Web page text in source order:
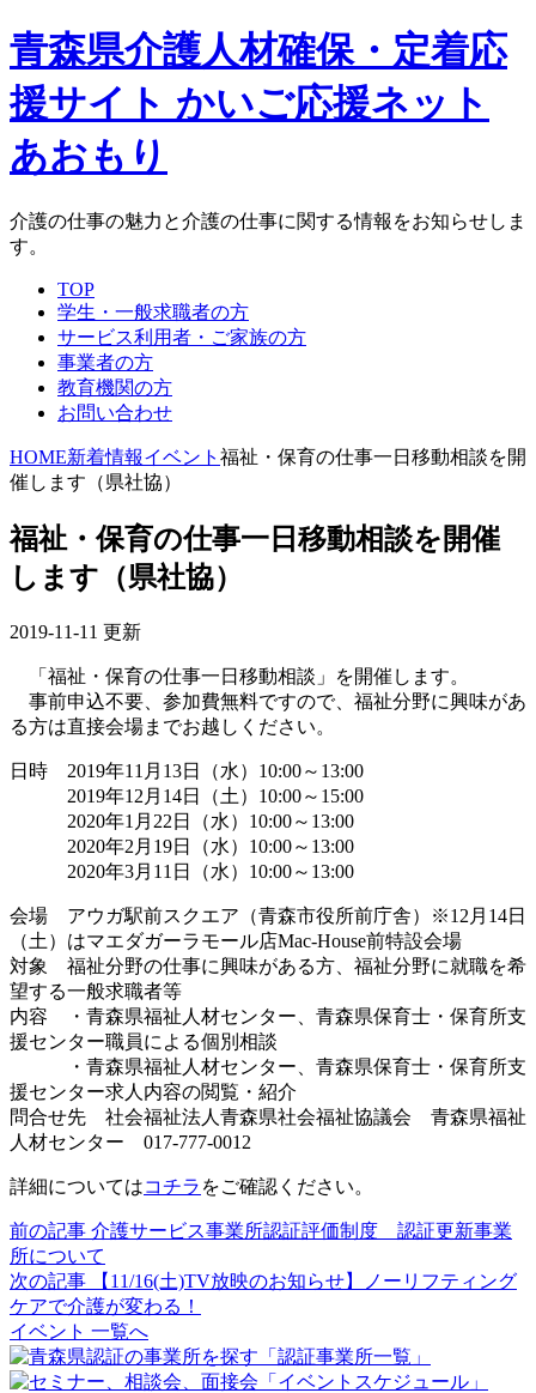
青森県介護人材確保・定着応
援サイト かいご応援ネット
あおもり
介護の仕事の魅力と介護の仕事に関する情報をお知らせしま
す。
TOP
学生・一般求職者の方
サービス利用者・ご家族の方
事業者の方
教育機関の方
お問い合わせ
HOME新着情報イベント 福祉・保育の仕事一日移動相談を開
催します（県社協）
福祉・保育の仕事一日移動相談を開催
します（県社協）
2019-11-11 更新
「福祉・保育の仕事一日移動相談」を開催します。
事前申込不要、参加費無料ですので、福祉分野に興味があ
る方は直接会場までお越しください。
日時 2019年11月13日（水）10:00～13:00
2019年12月14日（土）10:00～15:00
2020年1月22日（水）10:00～13:00
2020年2月19日（水）10:00～13:00
2020年3月11日（水）10:00～13:00
会場 アウガ駅前スクエア（青森市役所前庁舎）※12月14日
（土）はマエダガーラモール店Mac-House前特設会場
対象 福祉分野の仕事に興味がある方、福祉分野に就職を希
望する一般求職者等
内容 ・青森県福祉人材センター、青森県保育士・保育所支
援センター職員による個別相談
・青森県福祉人材センター、青森県保育士・保育所支
援センター求人内容の閲覧・紹介
問合せ先 社会福祉法人青森県社会福祉協議会 青森県福祉
人材センター 017-777-0012
詳細についてはコチラ をご確認ください。
前の記事 介護サービス事業所認証評価制度 認証更新事業
所について
次の記事 【11/16(土)TV放映のお知らせ】ノーリフティング
ケアで介護が変わる！
イベント 一覧へ